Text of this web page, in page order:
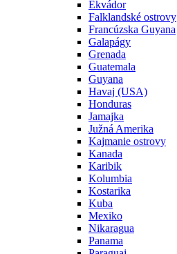
Ekvádor
Falklandské ostrovy
Francúzska Guyana
Galapágy
Grenada
Guatemala
Guyana
Havaj (USA)
Honduras
Jamajka
Južná Amerika
Kajmanie ostrovy
Kanada
Karibik
Kolumbia
Kostarika
Kuba
Mexiko
Nikaragua
Panama